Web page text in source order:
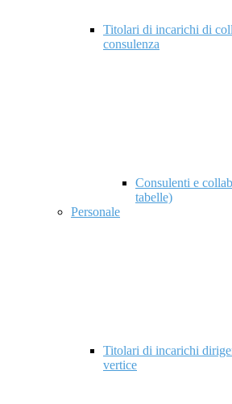
Titolari di incarichi di
consulenza
Consulenti e
tabelle)
Personale
Titolari di incarichi
vertice